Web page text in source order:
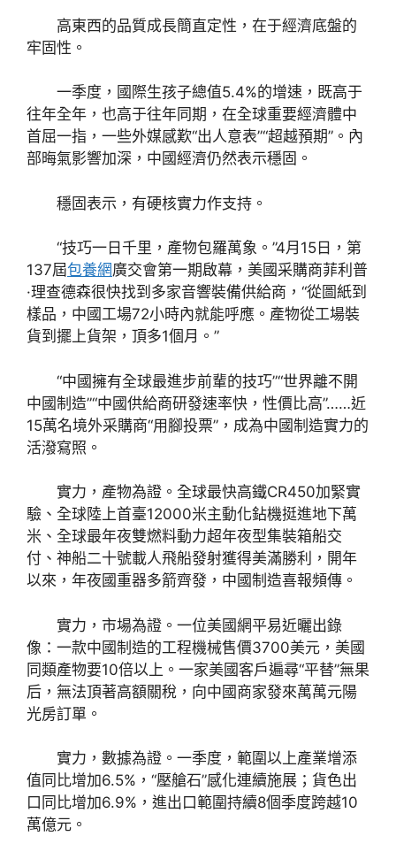
高東西的品質成長簡直定性，在于經濟底盤的
牢固性。
一季度，國際生孩子總值5.4%的增速，既高于
往年全年，也高于往年同期，在全球重要經濟體中
首屈一指，一些外媒感歎“出人意表”“超越預期”。內
部晦氣影響加深，中國經濟仍然表示穩固。
穩固表示，有硬核實力作支持。
“技巧一日千里，產物包羅萬象。”4月15日，第
137屆包養網廣交會第一期啟幕，美國采購商菲利普
·理查德森很快找到多家音響裝備供給商，“從圖紙到
樣品，中國工場72小時內就能呼應。產物從工場裝
貨到擺上貨架，頂多1個月。”
“中國擁有全球最進步前輩的技巧”“世界離不開
中國制造”“中國供給商研發速率快，性價比高”……近
15萬名境外采購商“用腳投票”，成為中國制造實力的
活潑寫照。
實力，產物為證。全球最快高鐵CR450加緊實
驗、全球陸上首臺12000米主動化鉆機挺進地下萬
米、全球最年夜雙燃料動力超年夜型集裝箱船交
付、神船二十號載人飛船發射獲得美滿勝利，開年
以來，年夜國重器多箭齊發，中國制造喜報頻傳。
實力，市場為證。一位美國網平易近曬出錄
像：一款中國制造的工程機械售價3700美元，美國
同類產物要10倍以上。一家美國客戶遍尋“平替”無果
后，無法頂著高額關稅，向中國商家發來萬萬元陽
光房訂單。
實力，數據為證。一季度，範圍以上產業增添
值同比增加6.5%，“壓艙石”感化連續施展；貨色出
口同比增加6.9%，進出口範圍持續8個季度跨越10
萬億元。